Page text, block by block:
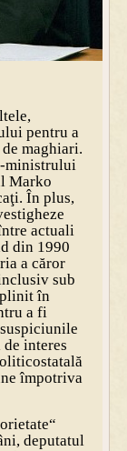
pentru a
maghiari.
ministrului
Marko
În plus,
actuali
din 1990
a căror
sub
în
a fi
interes
împotriva
deputatul